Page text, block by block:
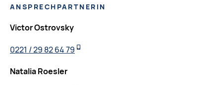
ANSPRECHPARTNERIN
Victor Ostrovsky
0221 / 29 82 64 79
Natalia Roesler